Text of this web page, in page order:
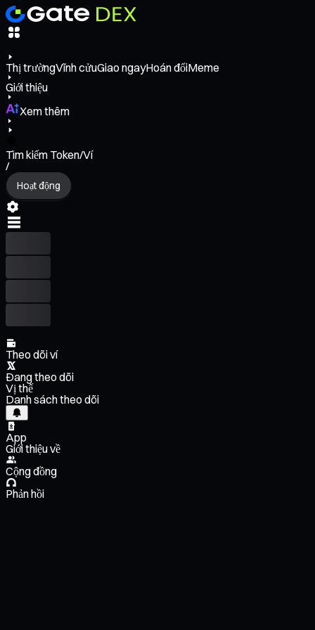
Thị trườngVĩnh cửuGiao ngayHoán đổiMeme
Giới thiệu
Xem thêm
Tìm kiếm Token/Ví
/
Hoạt động
Theo dõi ví
Đang theo dõi
Vị thế
Danh sách theo dõi
App
Giới thiệu về
Cộng đồng
Phản hồi